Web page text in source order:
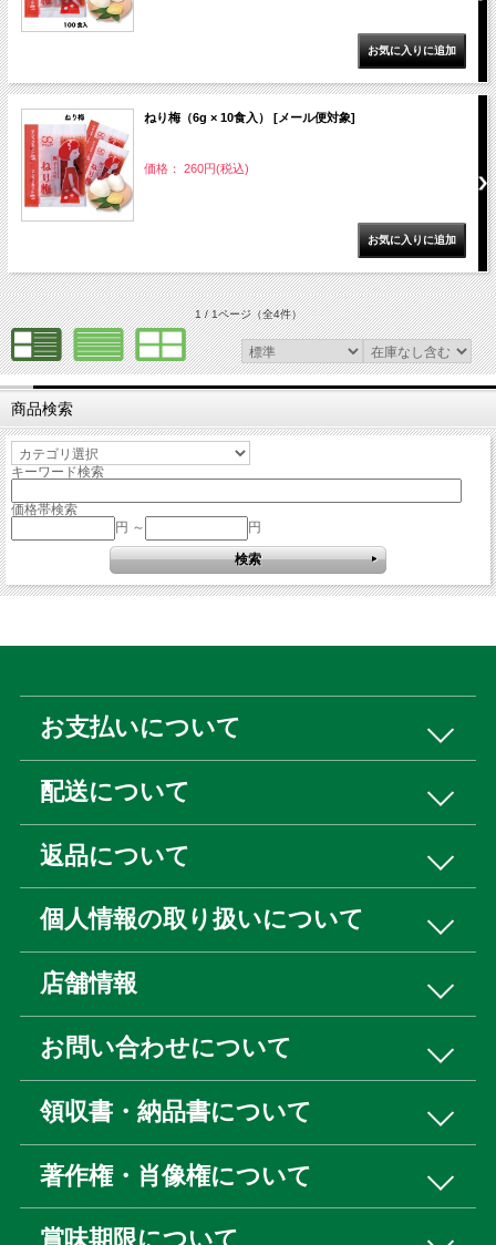
ねり梅（6g × 10食入） [メール便対象]
価格： 260円(税込)
1 / 1ページ（全4件）
商品検索
キーワード検索
価格帯検索
円 ～
円
お支払いについて
配送について
返品について
個人情報の取り扱いについて
店舗情報
お問い合わせについて
領収書・納品書について
著作権・肖像権について